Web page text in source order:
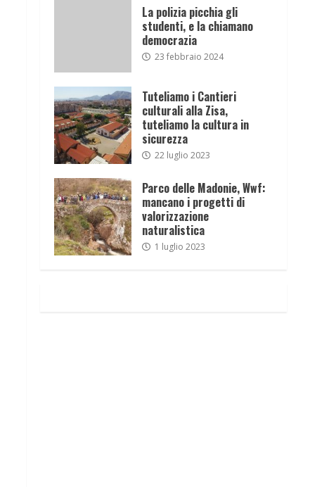
La polizia picchia gli
studenti, e la chiamano
democrazia
23 febbraio 2024
Tuteliamo i Cantieri
culturali alla Zisa,
tuteliamo la cultura in
sicurezza
22 luglio 2023
Parco delle Madonie, Wwf:
mancano i progetti di
valorizzazione
naturalistica
1 luglio 2023